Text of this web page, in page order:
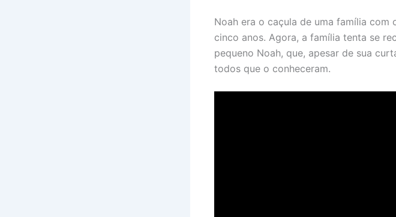
Noah era o caçula de uma família
cinco anos. Agora, a família tenta se
pequeno Noah, que, apesar de sua
todos que o conheceram.